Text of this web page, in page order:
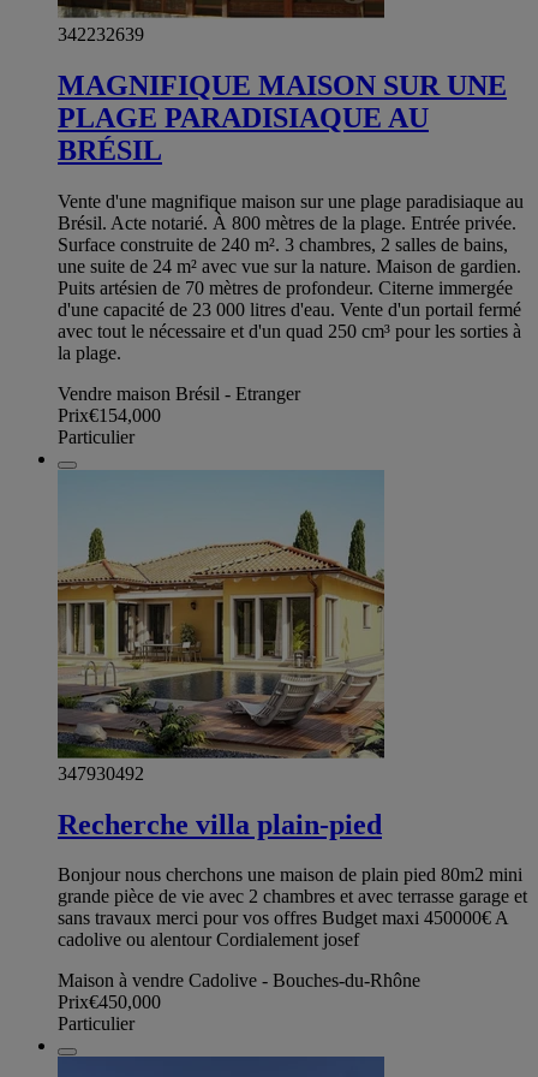
342232639
MAGNIFIQUE MAISON SUR UNE
PLAGE PARADISIAQUE AU
BRÉSIL
Vente d'une magnifique maison sur une plage paradisiaque au
Brésil. Acte notarié. À 800 mètres de la plage. Entrée privée.
Surface construite de 240 m². 3 chambres, 2 salles de bains,
une suite de 24 m² avec vue sur la nature. Maison de gardien.
Puits artésien de 70 mètres de profondeur. Citerne immergée
d'une capacité de 23 000 litres d'eau. Vente d'un portail fermé
avec tout le nécessaire et d'un quad 250 cm³ pour les sorties à
la plage.
Vendre maison Brésil - Etranger
Prix€154,000
Particulier
347930492
Recherche villa plain-pied
Bonjour nous cherchons une maison de plain pied 80m2 mini
grande pièce de vie avec 2 chambres et avec terrasse garage et
sans travaux merci pour vos offres Budget maxi 450000€ A
cadolive ou alentour Cordialement josef
Maison à vendre Cadolive - Bouches-du-Rhône
Prix€450,000
Particulier